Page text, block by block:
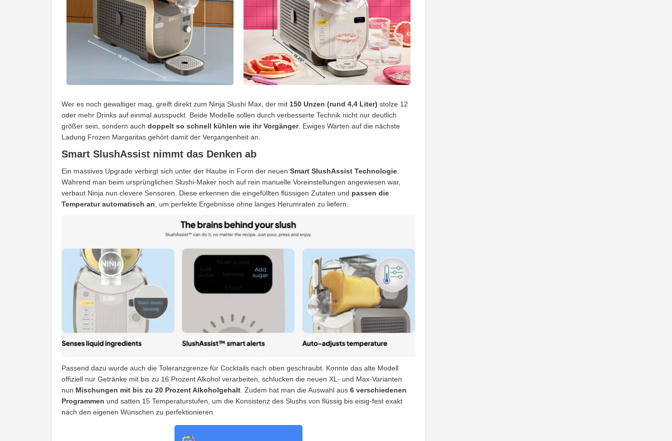
Wer es noch gewaltiger mag, greift direkt zum Ninja Slushi Max, der mit 150 Unzen (rund 4,4 Liter) stolze 12
oder mehr Drinks auf einmal ausspuckt. Beide Modelle sollen durch verbesserte Technik nicht nur deutlich
größer sein, sondern auch doppelt so schnell kühlen wie ihr Vorgänger. Ewiges Warten auf die nächste
Ladung Frozen Margaritas gehört damit der Vergangenheit an.
Smart SlushAssist nimmt das Denken ab
Ein massives Upgrade verbirgt sich unter der Haube in Form der neuen Smart SlushAssist Technologie
Während man beim ursprünglichen Slushi-Maker noch auf rein manuelle Voreinstellungen angewiesen war,
verbaut Ninja nun clevere Sensoren. Diese erkennen die eingefüllten flüssigen Zutaten und passen die
Temperatur automatisch an , um perfekte Ergebnisse ohne langes Herumraten zu liefern.
Passend dazu wurde auch die Toleranzgrenze für Cocktails nach oben geschraubt. Konnte das alte Modell
offiziell nur Getränke mit bis zu 16 Prozent Alkohol verarbeiten, schlucken die neuen XL- und Max-Varianten
nun Mischungen mit bis zu 20 Prozent Alkoholgehalt. Zudem hat man die Auswahl aus 6 verschiedenen
Programmen und satten 15 Temperaturstufen, um die Konsistenz des Slushs von flüssig bis eisig-fest exakt
nach den eigenen Wünschen zu perfektionieren.